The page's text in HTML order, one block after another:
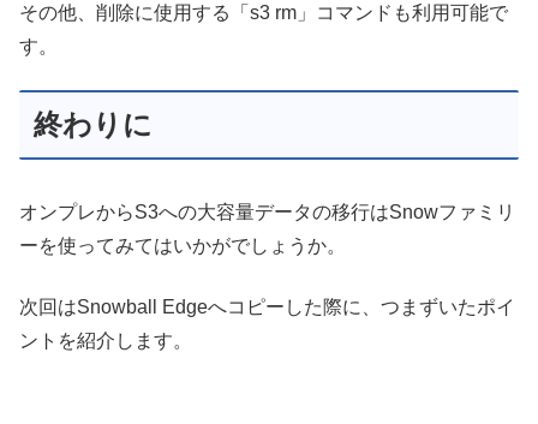
その他、削除に使用する「s3 rm」コマンドも利用可能で
す。
終わりに
オンプレからS3への大容量データの移行はSnowファミリ
ーを使ってみてはいかがでしょうか。
次回はSnowball Edgeへコピーした際に、つまずいたポイ
ントを紹介します。